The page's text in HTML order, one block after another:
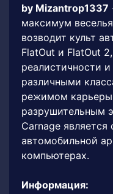
by Mizantrop1337
максимум
возводит культ
FlatOut и FlatOut
реалистичности
различными
режимом
разрушительным
Carnage
автомобильной
компьютерах.
Информация: